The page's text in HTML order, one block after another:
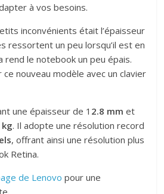
à vos besoins.
inconvénients était l’épaisseur
ressortent un peu lorsqu’il est en
le notebook un peu épais.
nouveau modèle avec un clavier
une épaisseur de 1 2.8 mm et
kg. Il adopte une résolution record
, offrant ainsi une résolution plus
Retina.
de Lenovo pour une